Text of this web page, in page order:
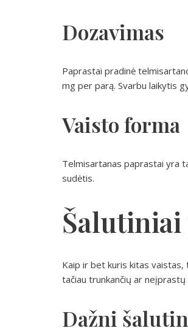
Dozavimas
Paprastai pradinė
mg per parą. Svarbu laikytis
Vaisto forma
Telmisartanas paprastai yra
sudėtis.
Kaip ir bet kuris kitas vaistas,
tačiau trunkančių ar
Dažni